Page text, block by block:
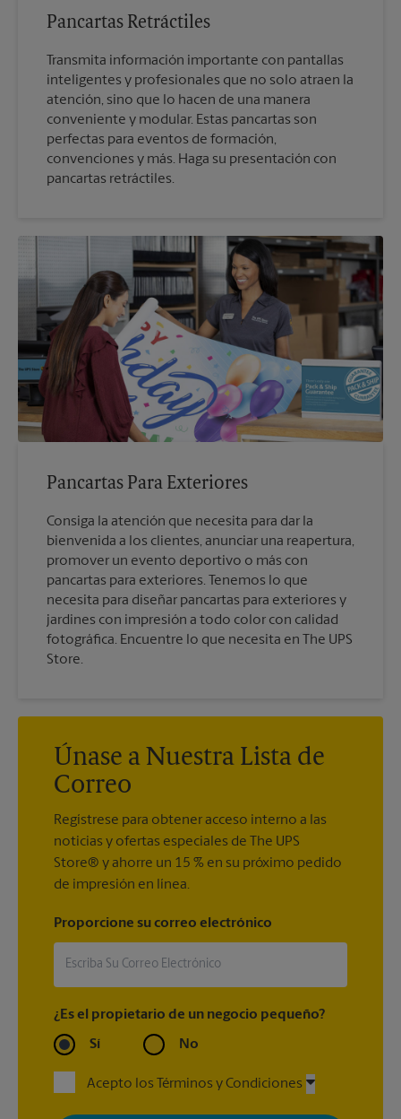
Pancartas Retráctiles
Transmita información importante con pantallas
inteligentes y profesionales que no solo atraen la
atención, sino que lo hacen de una manera
conveniente y modular. Estas pancartas son
perfectas para eventos de formación,
convenciones y más. Haga su presentación con
pancartas retráctiles.
Pancartas Para Exteriores
Consiga la atención que necesita para dar la
bienvenida a los clientes, anunciar una reapertura,
promover un evento deportivo o más con
pancartas para exteriores. Tenemos lo que
necesita para diseñar pancartas para exteriores y
jardines con impresión a todo color con calidad
fotográfica. Encuentre lo que necesita en The UPS
Store.
Únase a Nuestra Lista de
Correo
Regístrese para obtener acceso interno a las
noticias y ofertas especiales de The UPS
Store® y ahorre un 15 % en su próximo pedido
de impresión en línea.
Proporcione su correo electrónico
¿Es el propietario de un negocio pequeño?
Sí No
Acepto los Términos y Condiciones
Al registrarse, acepta recibir correos electrónicos de The UPS